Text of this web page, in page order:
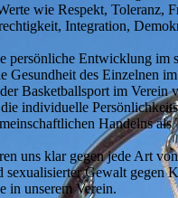
wie Respekt, Toleranz,
Integration,
persönliche Entwicklung im
Gesundheit des Einzelnen
Basketballsport im Verein
individuelle
Handelns als
uns klar gegen jede Art
sexualisierter Gewalt gegen
in unserem Verein.